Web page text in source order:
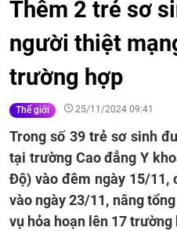
Thêm 2 trẻ sơ
người thiệt
trường hợp
Thế giới 25/11/2024 09:41
Trong số 39 trẻ sơ sinh
tại trường Cao đẳng Y
Độ) vào đêm ngày 15/11,
vào ngày 23/11, nâng
vụ hỏa hoạn lên 17 trường